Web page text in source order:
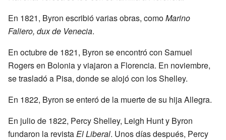
En 1821, Byron escribió varias obras, comoMarino
Faliero, dux de Venecia.
En octubre de 1821, Byron se encontró con Samuel
Rogers en Bolonia y viajaron a Florencia. En noviembre,
se trasladó a Pisa, donde se alojó con los Shelley.
En 1822, Byron se enteró de la muerte de su hija Allegra.
En julio de 1822, Percy Shelley, Leigh Hunt y Byron
fundaron la revista El Liberal. Unos días después, Percy